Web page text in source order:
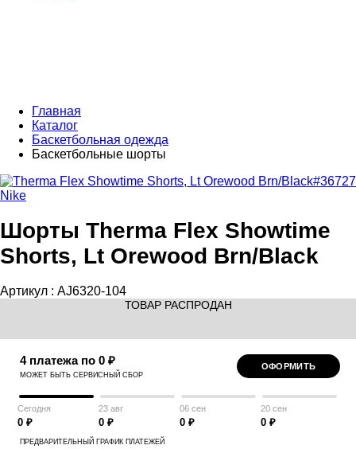
Главная
Каталог
Баскетбольная одежда
Баскетбольные шорты
Nike
Шорты Therma Flex Showtime
Shorts, Lt Orewood Brn/Black
Артикул : AJ6320-104
ТОВАР РАСПРОДАН
4 платежа по 0 ₽
МОЖЕТ БЫТЬ СЕРВИСНЫЙ СБОР
ОФОРМИТЬ
Сегодня
0 ₽
23 авг
0 ₽
06 сен
0 ₽
20 сен
0 ₽
ПРЕДВАРИТЕЛЬНЫЙ ГРАФИК ПЛАТЕЖЕЙ